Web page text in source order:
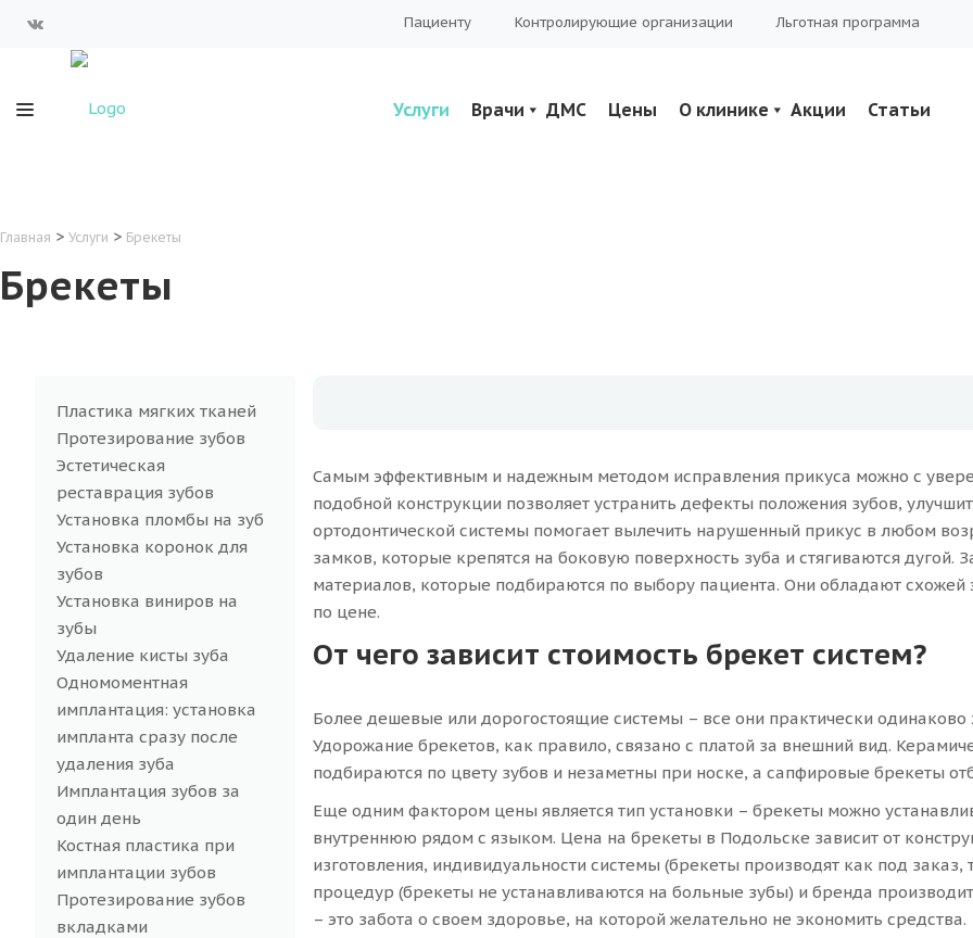
Пациенту Контролирующие организации Льготная программа
Услуги Врачи ДМС Цены О клинике Акции Статьи
Главная > Услуги > Брекеты
Брекеты
Пластика мягких тканей
Протезирование зубов
Эстетическая
реставрация зубов
Установка пломбы на зуб
Установка коронок для
зубов
Установка виниров на
зубы
Удаление кисты зуба
Одномоментная
имплантация: установка
импланта сразу после
удаления зуба
Имплантация зубов за
один день
Костная пластика при
имплантации зубов
Протезирование зубов
вкладками
Самым эффективным и надежным методом исправления прикуса можно с
подобной конструкции позволяет устранить дефекты положения зубов,
ортодонтической системы помогает вылечить нарушенный прикус в любом
замков, которые крепятся на боковую поверхность зуба и стягиваются дугой.
материалов, которые подбираются по выбору пациента. Они обладают
по цене.
От чего зависит стоимость брекет систем?
Более дешевые или дорогостоящие системы – все они практически
Удорожание брекетов, как правило, связано с платой за внешний вид.
подбираются по цвету зубов и незаметны при носке, а сапфировые брекеты
Еще одним фактором цены является тип установки – брекеты можно
внутреннюю рядом с языком. Цена на брекеты в Подольске зависит от
изготовления, индивидуальности системы (брекеты производят как под
процедур (брекеты не устанавливаются на больные зубы) и бренда
– это забота о своем здоровье, на которой желательно не экономить средства.